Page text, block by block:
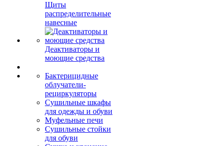
Щиты
распределительные
навесные
Деактиваторы и
моющие средства
Бактерицидные
облучатели-
рециркуляторы
Сушильные шкафы
для одежды и обуви
Муфельные печи
Сушильные стойки
для обуви